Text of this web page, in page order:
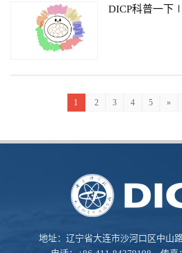
DICP科普一下
1 2 3 4 5 »
地址：辽宁省大连市沙河口区中山